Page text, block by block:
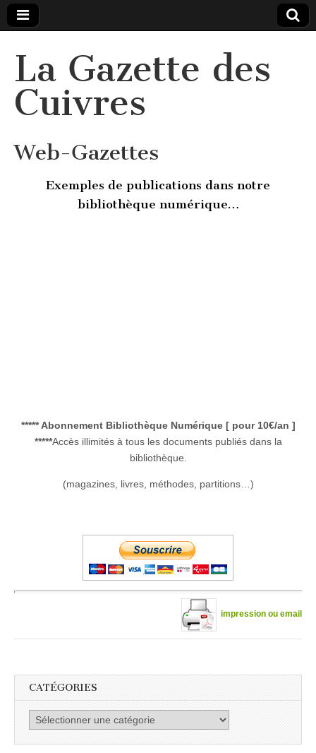
La Gazette des
Cuivres
Web-Gazettes
Exemples de publications dans notre
bibliothèque numérique…
***** Abonnement Bibliothèque Numérique [ pour 10€/an ]
*****Accès illimités à tous les documents publiés dans la
bibliothèque.
(magazines, livres, méthodes, partitions…)
impression ou email
CATÉGORIES
Catégories